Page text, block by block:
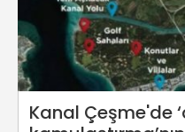
Kanal Çeşme'de